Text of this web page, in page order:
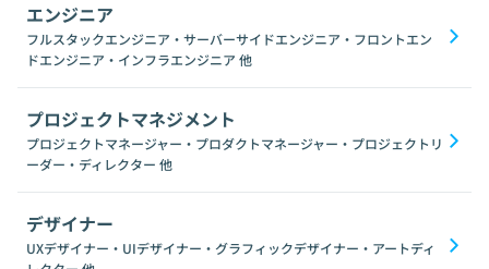
エンジニア
フルスタックエンジニア・サーバーサイドエンジニア・フロントエン
ドエンジニア・インフラエンジニア 他
プロジェクトマネジメント
プロジェクトマネージャー・プロダクトマネージャー・プロジェクトリ
ーダー・ディレクター 他
デザイナー
UXデザイナー・UIデザイナー・グラフィックデザイナー・アートディ